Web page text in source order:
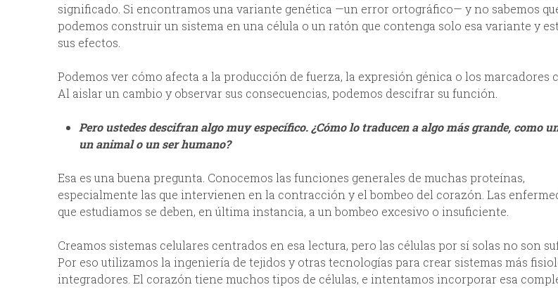
significado. Si encontramos una variante genética —un error ortográfico— y no sabemos
podemos construir un sistema en una célula o un ratón que contenga solo esa variante y
sus efectos.
Podemos ver cómo afecta a la producción de fuerza, la expresión génica o los marcadores
Al aislar un cambio y observar sus consecuencias, podemos descifrar su función.
Pero ustedes descifran algo muy específico. ¿Cómo lo traducen a algo más grande, como
un animal o un ser humano?
Esa es una buena pregunta. Conocemos las funciones generales de muchas proteínas,
especialmente las que intervienen en la contracción y el bombeo del corazón. Las
que estudiamos se deben, en última instancia, a un bombeo excesivo o insuficiente.
Creamos sistemas celulares centrados en esa lectura, pero las células por sí solas no son
Por eso utilizamos la ingeniería de tejidos y otras tecnologías para crear sistemas más
integradores. El corazón tiene muchos tipos de células, e intentamos incorporar esa